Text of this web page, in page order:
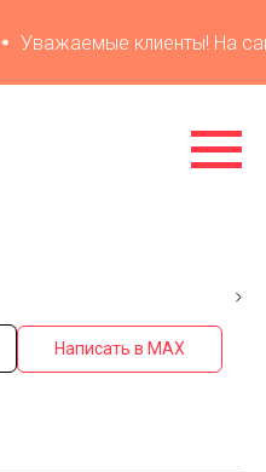
Уважаемые клиенты! На
Написать в MAX